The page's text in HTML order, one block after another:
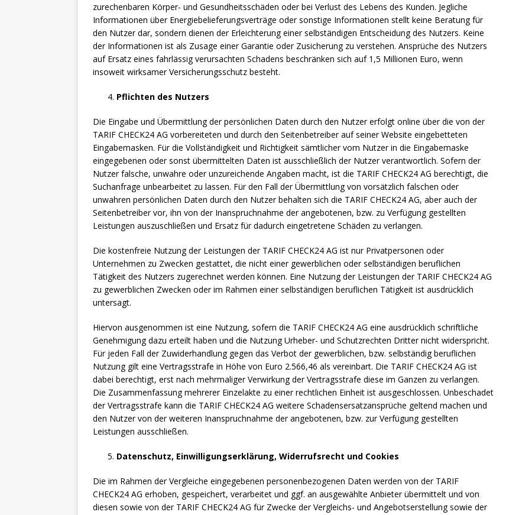
zurechenbaren Körper- und Gesundheitsschäden oder bei Verlust des Lebens des Kunden. Jegliche
Informationen über Energiebelieferungsverträge oder sonstige Informationen stellt keine Beratung für
den Nutzer dar, sondern dienen der Erleichterung einer selbständigen Entscheidung des Nutzers. Keine
der Informationen ist als Zusage einer Garantie oder Zusicherung zu verstehen. Ansprüche des Nutzers
auf Ersatz eines fahrlässig verursachten Schadens beschränken sich auf 1,5 Millionen Euro, wenn
insoweit wirksamer Versicherungsschutz besteht.
Pflichten des Nutzers
Die Eingabe und Übermittlung der persönlichen Daten durch den Nutzer erfolgt online über die von der
TARIF CHECK24 AG vorbereiteten und durch den Seitenbetreiber auf seiner Website eingebetteten
Eingabemasken. Für die Vollständigkeit und Richtigkeit sämtlicher vom Nutzer in die Eingabemaske
eingegebenen oder sonst übermittelten Daten ist ausschließlich der Nutzer verantwortlich. Sofern der
Nutzer falsche, unwahre oder unzureichende Angaben macht, ist die TARIF CHECK24 AG berechtigt, die
Suchanfrage unbearbeitet zu lassen. Für den Fall der Übermittlung von vorsätzlich falschen oder
unwahren persönlichen Daten durch den Nutzer behalten sich die TARIF CHECK24 AG, aber auch der
Seitenbetreiber vor, ihn von der Inanspruchnahme der angebotenen, bzw. zu Verfügung gestellten
Leistungen auszuschließen und Ersatz für dadurch eingetretene Schäden zu verlangen.
Die kostenfreie Nutzung der Leistungen der TARIF CHECK24 AG ist nur Privatpersonen oder
Unternehmen zu Zwecken gestattet, die nicht einer gewerblichen oder selbständigen beruflichen
Tätigkeit des Nutzers zugerechnet werden können. Eine Nutzung der Leistungen der TARIF CHECK24 AG
zu gewerblichen Zwecken oder im Rahmen einer selbständigen beruflichen Tätigkeit ist ausdrücklich
untersagt.
Hiervon ausgenommen ist eine Nutzung, sofern die TARIF CHECK24 AG eine ausdrücklich schriftliche
Genehmigung dazu erteilt haben und die Nutzung Urheber- und Schutzrechten Dritter nicht widerspricht.
Für jeden Fall der Zuwiderhandlung gegen das Verbot der gewerblichen, bzw. selbständig beruflichen
Nutzung gilt eine Vertragsstrafe in Höhe von Euro 2.566,46 als vereinbart. Die TARIF CHECK24 AG ist
dabei berechtigt, erst nach mehrmaliger Verwirkung der Vertragsstrafe diese im Ganzen zu verlangen.
Die Zusammenfassung mehrerer Einzelakte zu einer rechtlichen Einheit ist ausgeschlossen. Unbeschadet
der Vertragsstrafe kann die TARIF CHECK24 AG weitere Schadensersatzansprüche geltend machen und
den Nutzer von der weiteren Inanspruchnahme der angebotenen, bzw. zur Verfügung gestellten
Leistungen ausschließen.
Datenschutz, Einwilligungserklärung, Widerrufsrecht und Cookies
Die im Rahmen der Vergleiche eingegebenen personenbezogenen Daten werden von der TARIF
CHECK24 AG erhoben, gespeichert, verarbeitet und ggf. an ausgewählte Anbieter übermittelt und von
diesen sowie von der TARIF CHECK24 AG für Zwecke der Vergleichs- und Angebotserstellung sowie der